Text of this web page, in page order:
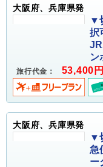
大阪府、兵庫県発
▼
択
ン
旅行代金： 53,400
大阪府、兵庫県発
▼
急
ー